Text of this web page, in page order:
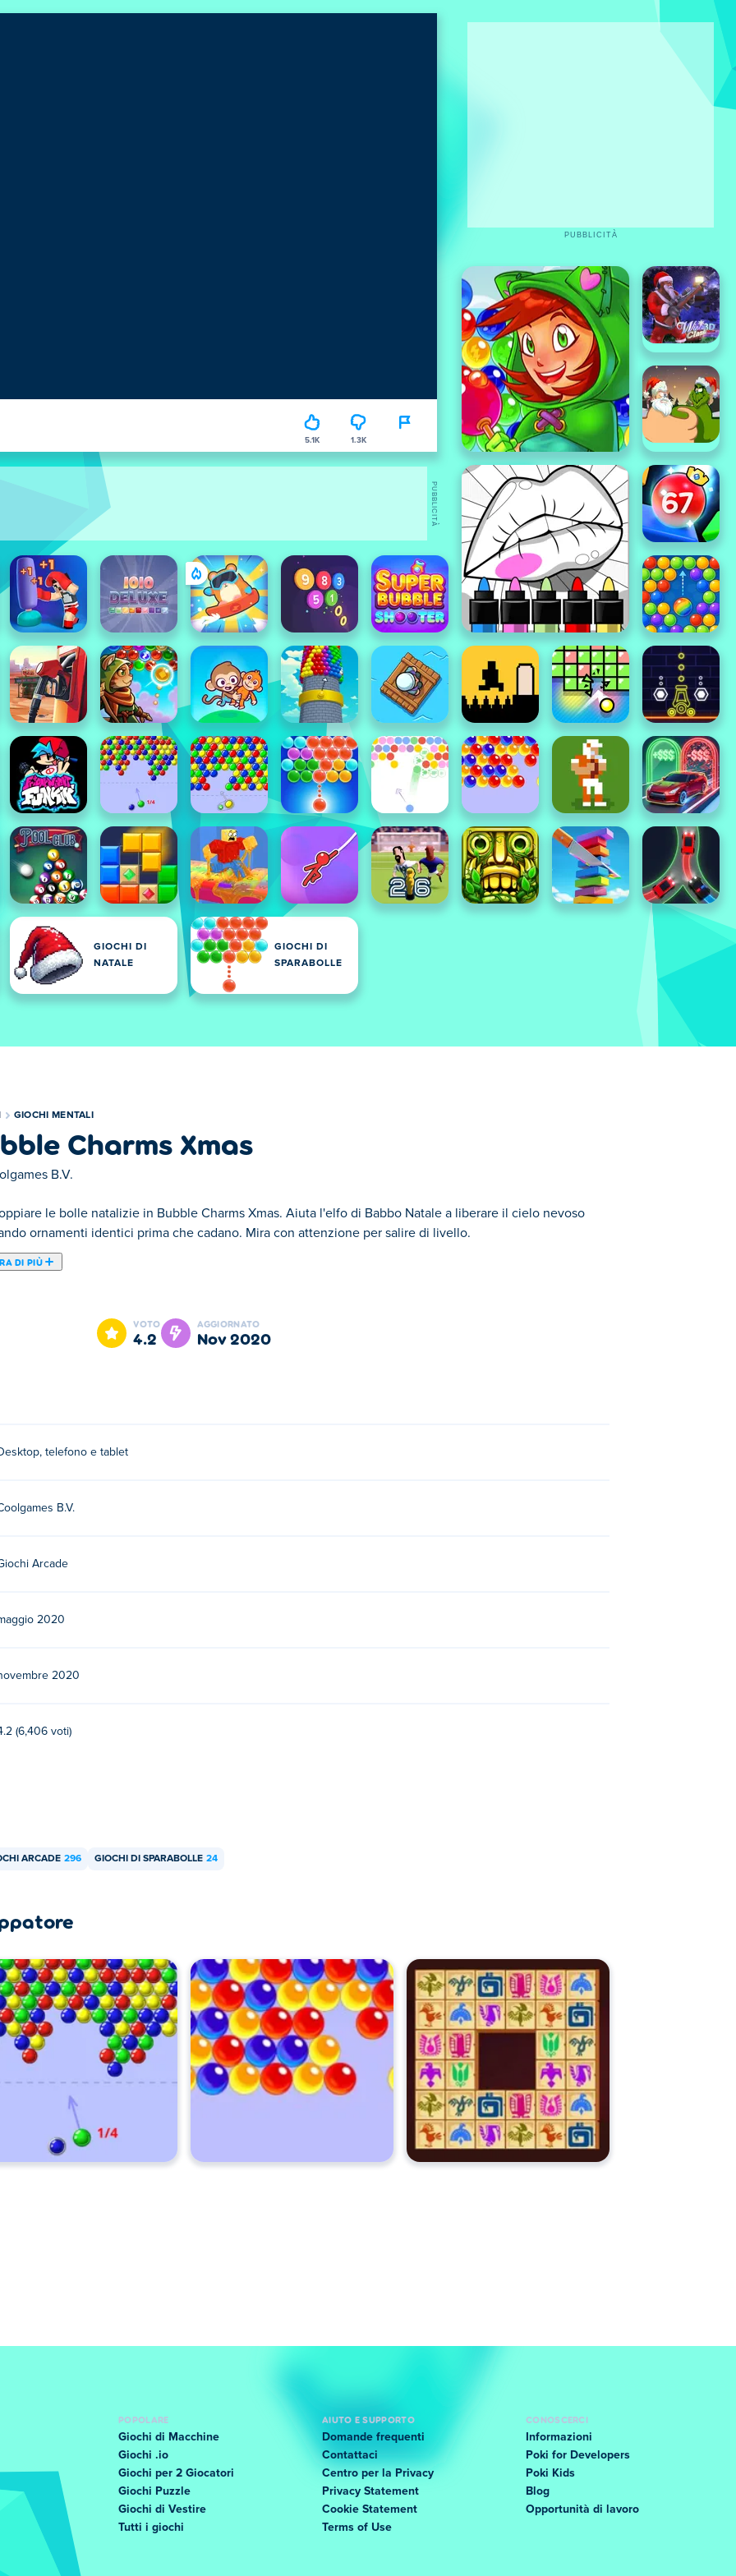
5.1K 1.3K
GIOCHI DI
NATALE
GIOCHI DI
SPARABOLLE
PUBBLICITÀ
PUBBLICITÀ
GIOCHI MENTALI
Charms Xmas
B.V.
le bolle natalizie in Bubble Charms Xmas. Aiuta l'elfo di Babbo Natale a liberare il cielo nevoso
ornamenti identici prima che cadano. Mira con attenzione per salire di livello.
DI PIÙ
arcade a tema festivo dovrai aiutare l'elfo a ripulire il cielo coperto di neve. Mira ai grappoli composti da
superare i livelli accumulando almeno 500 punti. Lancia una palla di fuoco per distruggere tutte le
dovrai rimuovere tutti i pezzi circostanti!
VOTO
4.2
AGGIORNATO
nov 2020
telefono e tablet
B.V.
Arcade
2020
2020
(6,406 voti)
ARCADE 296 GIOCHI DI SPARABOLLE 24
POPOLARE
Giochi di Macchine
Giochi .io
Giochi per 2 Giocatori
Giochi Puzzle
Giochi di Vestire
Tutti i giochi
AIUTO E SUPPORTO
Domande frequenti
Contattaci
Centro per la Privacy
Privacy Statement
Cookie Statement
Terms of Use
CONOSCERCI
Informazioni
Poki for Developers
Poki Kids
Blog
Opportunità di lavoro